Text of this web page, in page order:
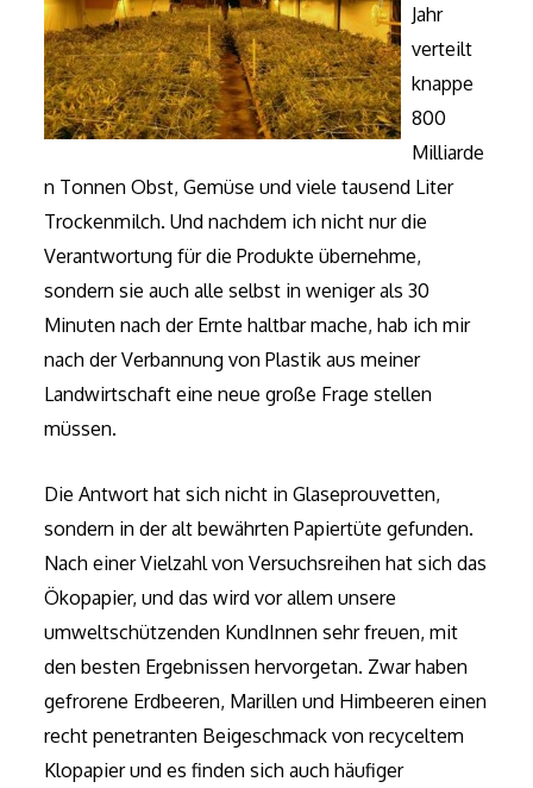
Jahr
verteilt
knappe
800
Milliarde
n Tonnen Obst, Gemüse und viele tausend Liter
Trockenmilch. Und nachdem ich nicht nur die
Verantwortung für die Produkte übernehme,
sondern sie auch alle selbst in weniger als 30
Minuten nach der Ernte haltbar mache, hab ich mir
nach der Verbannung von Plastik aus meiner
Landwirtschaft eine neue große Frage stellen
müssen.
Die Antwort hat sich nicht in Glaseprouvetten,
sondern in der alt bewährten Papiertüte gefunden.
Nach einer Vielzahl von Versuchsreihen hat sich das
Ökopapier, und das wird vor allem unsere
umweltschützenden KundInnen sehr freuen, mit
den besten Ergebnissen hervorgetan. Zwar haben
gefrorene Erdbeeren, Marillen und Himbeeren einen
recht penetranten Beigeschmack von recyceltem
Klopapier und es finden sich auch häufiger